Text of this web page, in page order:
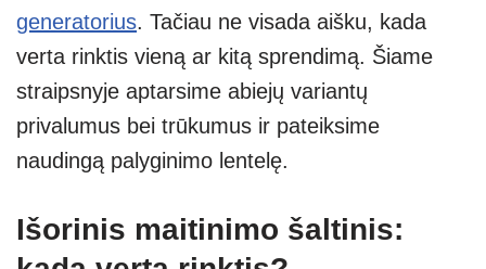
generatorius. Tačiau ne visada aišku, kada
verta rinktis vieną ar kitą sprendimą. Šiame
straipsnyje aptarsime abiejų variantų
privalumus bei trūkumus ir pateiksime
naudingą palyginimo lentelę.
Išorinis maitinimo šaltinis: